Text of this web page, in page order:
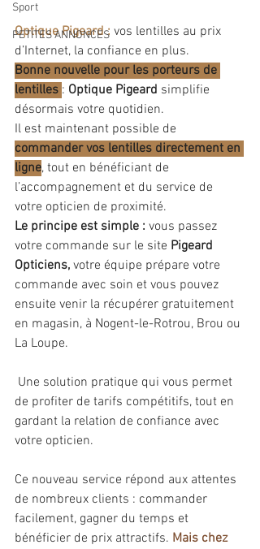
Sport
PETITES ANNONCES
Optique Pigeard : vos lentilles au prix
d’Internet, la confiance en plus.
Bonne nouvelle pour les porteurs de
lentilles : Optique Pigeard simplifie
désormais votre quotidien.
Il est maintenant possible de
commander vos lentilles directement en
ligne, tout en bénéficiant de
l’accompagnement et du service de
votre opticien de proximité.
Le principe est simple : vous passez
votre commande sur le site Pigeard
Opticiens, votre équipe prépare votre
commande avec soin et vous pouvez
ensuite venir la récupérer gratuitement
en magasin, à Nogent-le-Rotrou, Brou ou
La Loupe.
de profiter de tarifs compétitifs, tout en
gardant la relation de confiance avec
votre opticien.
Ce nouveau service répond aux attentes
de nombreux clients : commander
facilement, gagner du temps et
bénéficier de prix attractifs. Mais chez